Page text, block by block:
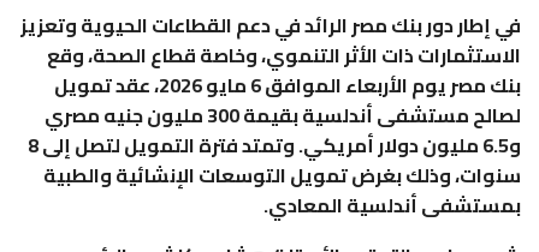
في إطار دور بنك مصر الرائد في دعم القطاعات الحيوية وتعزيز
الاستثمارات ذات الأثر التنموي، وخاصة قطاع الصحة، وقع
بنك مصر يوم الأربعاء الموافق 6 مايو 2026، عقد تمويل
لصالح مستشفى أندلسية بقيمة 300 مليون جنيه مصري
و6.5 مليون دولار أمريكي. وتمتد فترة التمويل لتصل إلى 8
سنوات، وذلك بغرض تمويل التوسعات الإنشائية والطبية
بمستشفى أندلسية المعادي.